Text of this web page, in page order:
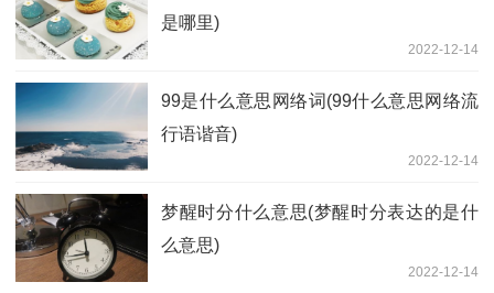
是哪里)
2022-12-14
99是什么意思网络词(99什么意思网络流
行语谐音)
2022-12-14
梦醒时分什么意思(梦醒时分表达的是什
么意思)
2022-12-14